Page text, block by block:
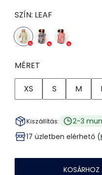
SZÍN: LEAF
MÉRET
XS S M
Kiszállítás:
2-3
17 üzletben elérhető (